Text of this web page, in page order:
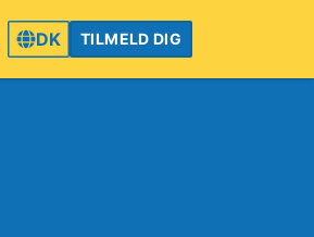
DK TILMELD DIG